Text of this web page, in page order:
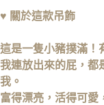
金
句
♥ 關於這款吊飾
這是一隻小豬撲滿！
我連放出來的屁，都
我。
富得漂亮，活得可愛